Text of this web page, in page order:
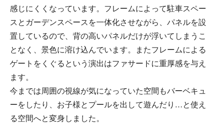
感じにくくなっています。フレームによって駐車スペー
スとガーデンスペースを一体化させながら、パネルを設
置しているので、背の高いパネルだけが浮いてしまうこ
となく、景色に溶け込んでいます。またフレームによる
ゲートをくぐるという演出はファサードに重厚感を与え
ます。
今までは周囲の視線が気になっていた空間もバーベキュ
ーをしたり、お子様とプールを出して遊んだり…と使え
る空間へと変身しました。